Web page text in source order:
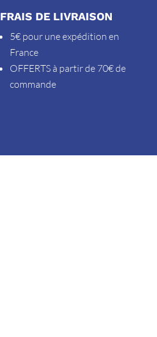
FRAIS DE LIVRAISON
5€ pour une expédition en
France
OFFERTS à partir de 70€ de
commande